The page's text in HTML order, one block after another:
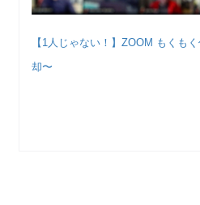
【1人じゃない！】ZOOM もくも
却〜